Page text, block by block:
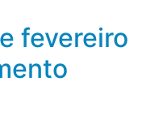
fevereiro